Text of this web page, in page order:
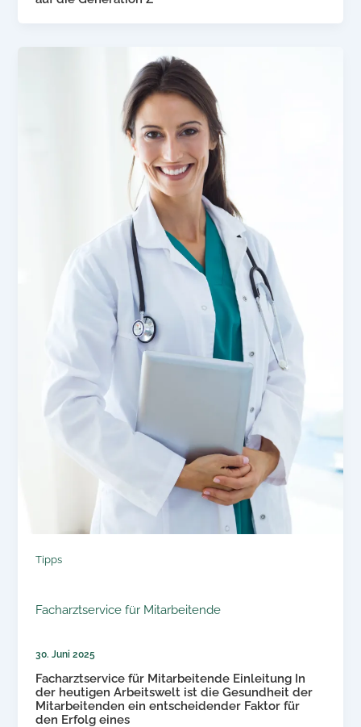
Tipps
Facharztservice für Mitarbeitende
30. Juni 2025
Facharztservice für Mitarbeitende Einleitung In
der heutigen Arbeitswelt ist die Gesundheit der
Mitarbeitenden ein entscheidender Faktor für
den Erfolg eines